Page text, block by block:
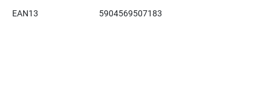
EAN13 5904569507183